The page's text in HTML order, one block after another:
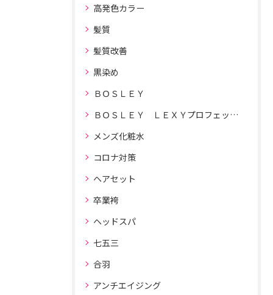
高発色カラー
髪質
髪質改善
黒染め
ＢＯＳＬＥＹ
ＢＯＳＬＥＹ ＬＥＸＹプロフェッショナルドライヤー
メンズ化粧水
コロナ対策
ヘアセット
卒業袴
ヘッドスパ
七五三
合羽
アンチエイジング